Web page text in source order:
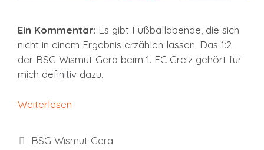
Ein Kommentar: Es gibt Fußballabende, die sich
nicht in einem Ergebnis erzählen lassen. Das 1:2
der BSG Wismut Gera beim 1. FC Greiz gehört für
mich definitiv dazu.
Weiterlesen
Kategorien
BSG Wismut Gera